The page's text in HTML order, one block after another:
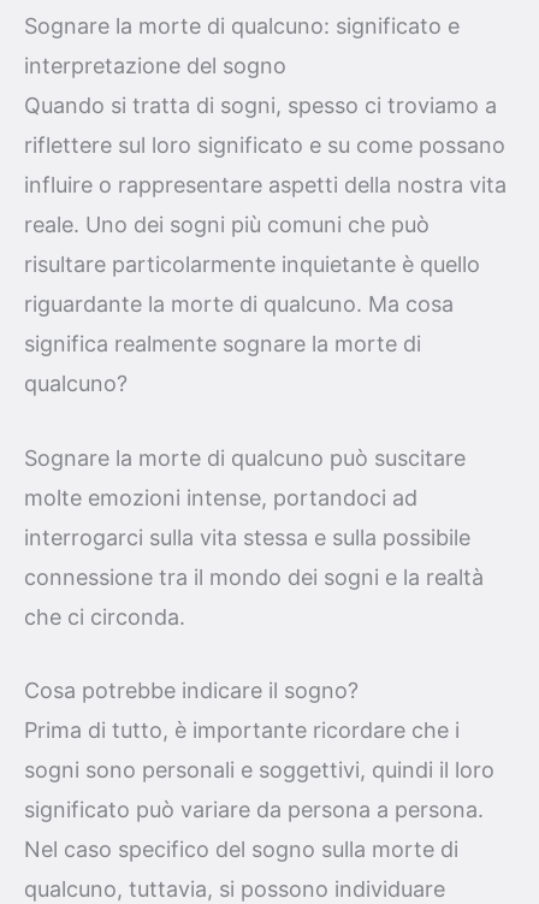
Sognare la morte di qualcuno: significato e
interpretazione del sogno
Quando si tratta di sogni, spesso ci troviamo a
riflettere sul loro significato e su come possano
influire o rappresentare aspetti della nostra vita
reale. Uno dei sogni più comuni che può
risultare particolarmente inquietante è quello
riguardante la morte di qualcuno. Ma cosa
significa realmente sognare la morte di
qualcuno?
Sognare la morte di qualcuno può suscitare
molte emozioni intense, portandoci ad
interrogarci sulla vita stessa e sulla possibile
connessione tra il mondo dei sogni e la realtà
che ci circonda.
Cosa potrebbe indicare il sogno?
Prima di tutto, è importante ricordare che i
sogni sono personali e soggettivi, quindi il loro
significato può variare da persona a persona.
Nel caso specifico del sogno sulla morte di
qualcuno, tuttavia, si possono individuare